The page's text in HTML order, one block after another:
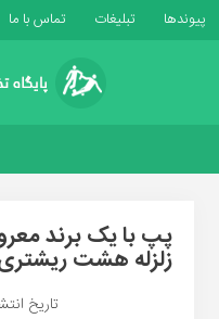
پیوندها تبلیغات تماس با ما
پپ با یک برند
زلزله هشت ریشتری
تاریخ انتشار: 24